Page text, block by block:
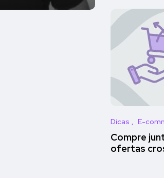
Dicas E-
Compre
ofertas